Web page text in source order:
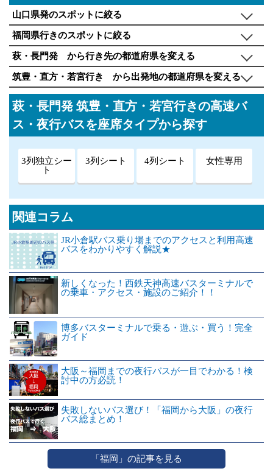
山口県発のスポットに絞る
福岡県行きのスポットに絞る
萩・長門発 から行き先の都道府県を変える
筑豊・直方・若宮行き から出発地の都道府県を変える
萩・長門発 筑豊・直方・若宮行きの高速バ
ス・夜行バスを座席タイプから探す
3列独立シー
ト
3列シート 4列シート 女性専用
関連コラム
JR小倉駅バス乗り場までのアクセスと利用高速
バスをわかりやすく解説★
新しくなった！西鉄天神高速バスターミナルで
の乗車・アクセス・施設のご紹介！！
博多バスターミナルで乗る・遊ぶ・買う！完全
ガイド
大阪～福岡までの夜行バスが一目でわかる！検
討中の方必読！
失敗しないバス選び！「福岡から大阪」の夜行
バス総まとめ！
「福岡」の記事を見る